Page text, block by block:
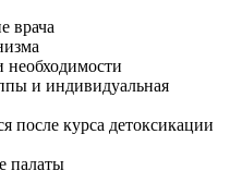
врача
необходимости
и индивидуальная
после курса детоксикации
палаты